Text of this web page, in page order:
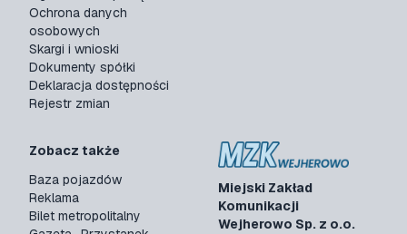
Miejski Zakład
Komunikacji
Wejherowo Sp. z o.o.
Ochrona danych
osobowych
Skargi i wnioski
Dokumenty spółki
Deklaracja dostępności
Rejestr zmian
Zobacz także
Baza pojazdów
Reklama
Bilet metropolitalny